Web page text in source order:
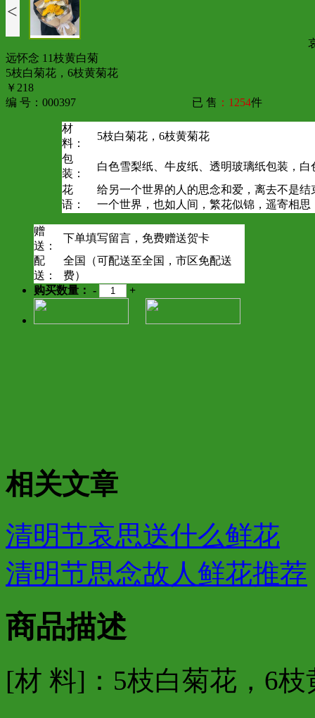
<
远怀念 11枝黄白菊
5枝白菊花，6枝黄菊花
￥218
编 号：000397
已 售 ：1254件
材
料：
5枝白菊花，6枝黄菊花
包
装：
白色雪梨纸、牛皮纸、透明玻璃纸包装，白
花
语：
给另一个世界的人的思念和爱，离去不是结
一个世界，也如人间，繁花似锦，遥寄相思
赠
送：
下单填写留言，免费赠送贺卡
配
送：
全国（可配送至全国，市区免配送
费）
购买数量： - +
相关文章
清明节哀思送什么鲜花
清明节思念故人鲜花推荐
商品描述
[材 料]：5枝白菊花，6枝